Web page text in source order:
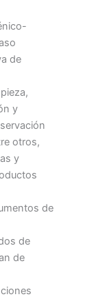
de
y
otros,
y
de
de
de